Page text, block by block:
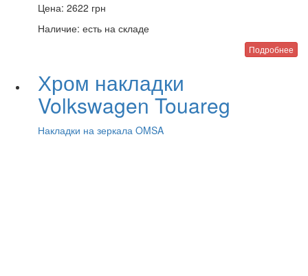
Цена: 2622 грн
Наличие: есть на складе
Подробнее
Хром накладки
Volkswagen Touareg
Накладки на зеркала OMSA